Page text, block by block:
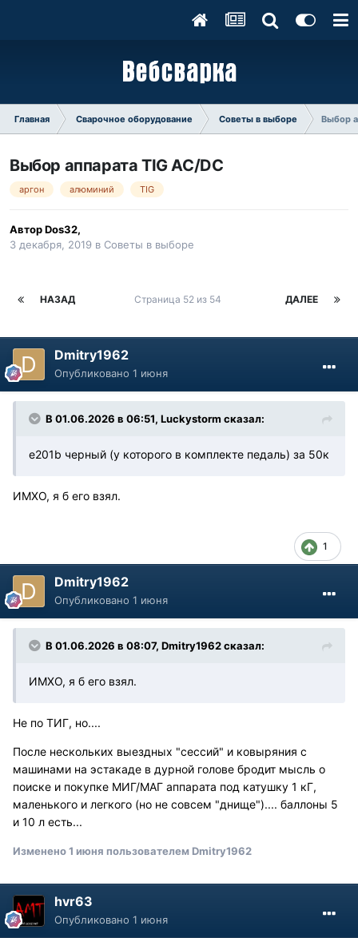
Главная Сварочное оборудование Советы в выборе Выбор
Выбор аппарата TIG AC/DC
аргон алюминий TIG
АвторDos32,
3 декабря, 2019 в Советы в выборе
НАЗАД ДАЛЕЕ
Страница 52 из 54
Dmitry1962
Опубликовано 1 июня
В 01.06.2026 в 06:51, Luckystorm сказал:
е201b черный (у которого в комплекте педаль) за 50к
ИМХО, я б его взял.
1
Dmitry1962
Опубликовано 1 июня
В 01.06.2026 в 08:07, Dmitry1962сказал:
ИМХО, я б его взял.
Не по ТИГ, но....
После нескольких выездных "сессий" и ковыряния с
машинами на эстакаде в дурной голове бродит мысль о
поиске и покупке МИГ/МАГ аппарата под катушку 1 кГ,
маленького и легкого (но не совсем "днище").... баллоны 5
и 10 л есть...
Изменено1 июня пользователем Dmitry1962
hvr63
Опубликовано 1 июня